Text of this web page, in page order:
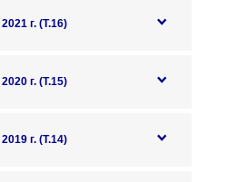
2021 г. (Т.16)
2020 г. (Т.15)
2019 г. (Т.14)